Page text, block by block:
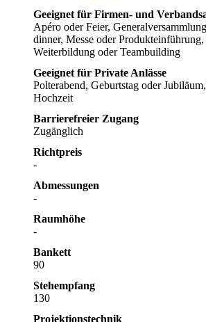
Geeignet für Firmen- und
Apéro oder Feier,
dinner, Messe oder
Weiterbildung oder Teambuilding
Geeignet für Private Anlässe
Polterabend, Geburtstag oder
Hochzeit
Barrierefreier Zugang
Zugänglich
Richtpreis
-
Abmessungen
-
Raumhöhe
-
Bankett
90
Stehempfang
130
Projektionstechnik